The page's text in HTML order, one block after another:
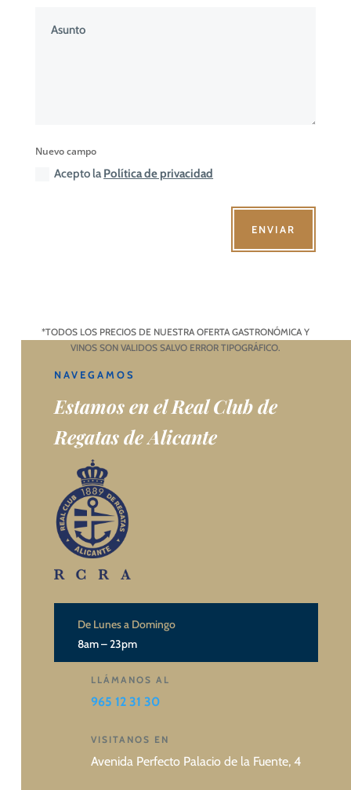
Nuevo campo
Acepto la Política de privacidad
ENVIAR
*TODOS LOS PRECIOS DE NUESTRA OFERTA GASTRONÓMICA Y
VINOS SON VALIDOS SALVO ERROR TIPOGRÁFICO.
NAVEGAMOS
Estamos en el Real Club de
Regatas de Alicante
De Lunes a Domingo
8am – 23pm
LLÁMANOS AL
965 12 31 30
VISITANOS EN
Avenida Perfecto Palacio de la Fuente, 4